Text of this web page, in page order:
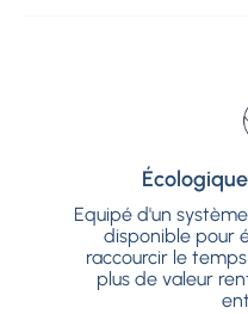
Equipé d'un
disponible pour
raccourcir le
plus de valeur
Equipé d'un
disponible pour
raccourcir le
plus de valeur